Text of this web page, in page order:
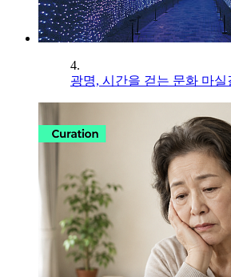
4.
광명, 시간을 걷는 문화 마실